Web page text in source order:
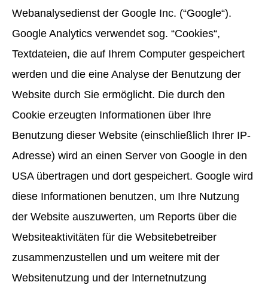
Webanalysedienst der Google Inc. (“Google“).
Google Analytics verwendet sog. “Cookies“,
Textdateien, die auf Ihrem Computer gespeichert
werden und die eine Analyse der Benutzung der
Website durch Sie ermöglicht. Die durch den
Cookie erzeugten Informationen über Ihre
Benutzung dieser Website (einschließlich Ihrer IP-
Adresse) wird an einen Server von Google in den
USA übertragen und dort gespeichert. Google wird
diese Informationen benutzen, um Ihre Nutzung
der Website auszuwerten, um Reports über die
Websiteaktivitäten für die Websitebetreiber
zusammenzustellen und um weitere mit der
Websitenutzung und der Internetnutzung